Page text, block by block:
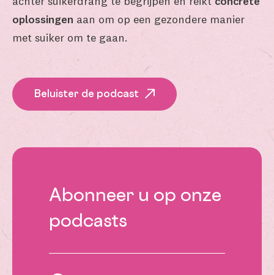
oplossingen aan om op een gezondere manier
met suiker om te gaan.
Beluister de podcast
Abonneer u op onze
podcasts